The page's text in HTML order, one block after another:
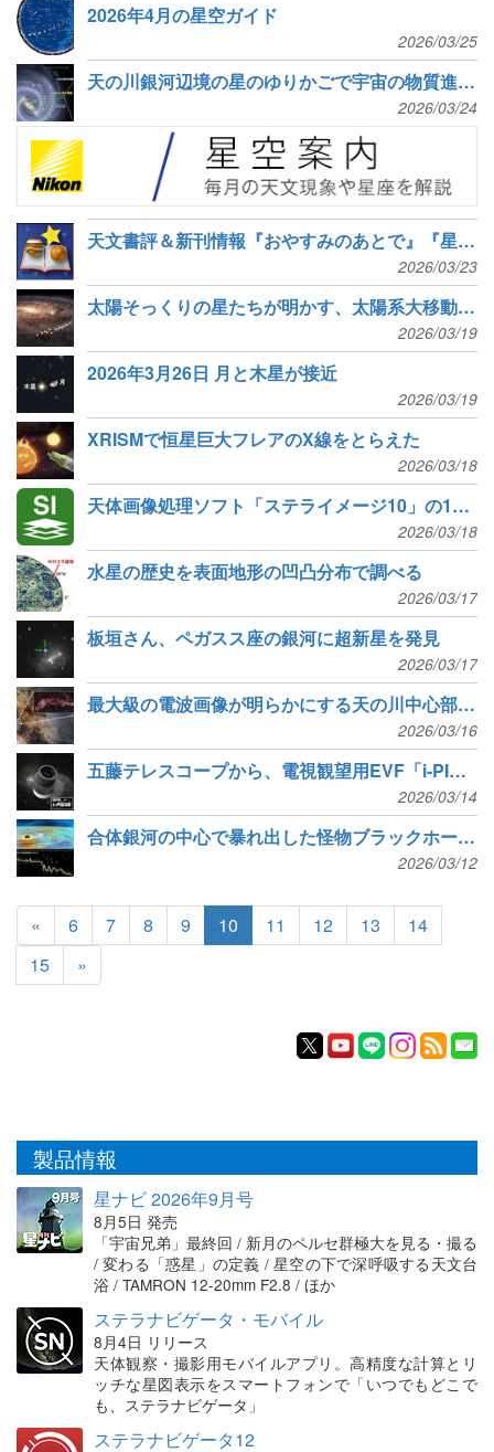
2026年4月の星空ガイド
2026/03/25
天の川銀河辺境の星のゆりかごで宇宙の物質進化を探る
2026/03/24
天文書評＆新刊情報『おやすみのあとで』『星がすべて』など8冊
2026/03/23
太陽そっくりの星たちが明かす、太陽系大移動の道のり
2026/03/19
2026年3月26日 月と木星が接近
2026/03/19
XRISMで恒星巨大フレアのX線をとらえた
2026/03/18
天体画像処理ソフト「ステライメージ10」の10.0fアップデータで、不具合修正やカメラRAW対応など
2026/03/18
水星の歴史を表面地形の凹凸分布で調べる
2026/03/17
板垣さん、ペガスス座の銀河に超新星を発見
2026/03/17
最大級の電波画像が明らかにする天の川中心部の化学組成
2026/03/16
五藤テレスコープから、電視観望用EVF「i-PIECE」新発売
2026/03/14
合体銀河の中心で暴れ出した怪物ブラックホールの風を観測
2026/03/12
« 6 7 8 9 10 11 12 13
14
15
»
製品情報
星ナビ 2026年9月号
8月5日 発売
「宇宙兄弟」最終回 / 新月のペルセ群極大を見る・撮る
/ 変わる「惑星」の定義 / 星空の下で深呼吸する天文台
浴 / TAMRON 12-20mm F2.8 / ほか
ステラナビゲータ・モバイル
8月4日 リリース
天体観察・撮影用モバイルアプリ。高精度な計算とリ
ッチな星図表示をスマートフォンで「いつでもどこで
も、ステラナビゲータ」
ステラナビゲータ12